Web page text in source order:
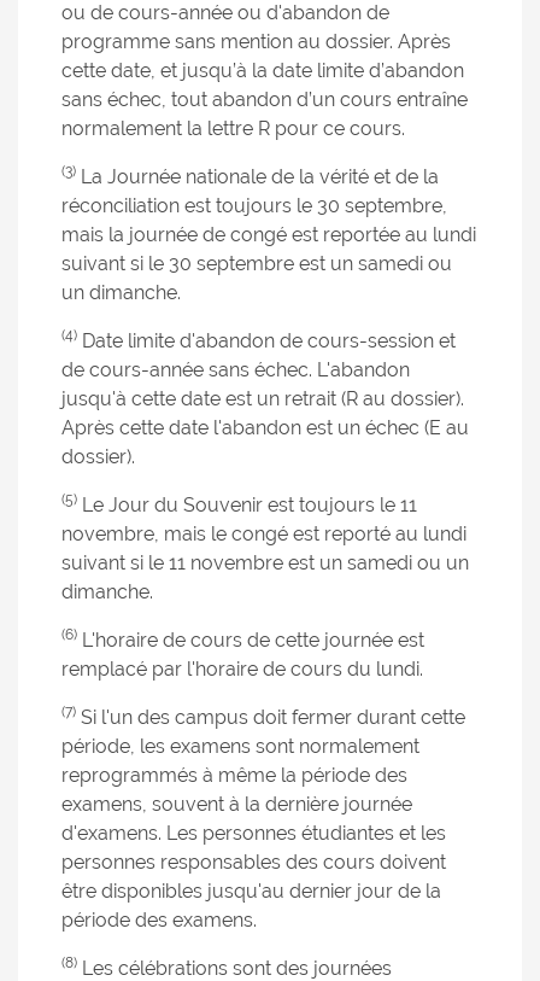
ou de cours-année ou d'abandon de
programme sans mention au dossier. Après
cette date, et jusqu’à la date limite d’abandon
sans échec, tout abandon d’un cours entraîne
normalement la lettre R pour ce cours.
(3) La Journée nationale de la vérité et de la
réconciliation est toujours le 30 septembre,
mais la journée de congé est reportée au lundi
suivant si le 30 septembre est un samedi ou
un dimanche.
(4) Date limite d'abandon de cours-session et
de cours-année sans échec. L'abandon
jusqu'à cette date est un retrait (R au dossier).
Après cette date l'abandon est un échec (E au
dossier).
(5) Le Jour du Souvenir est toujours le 11
novembre, mais le congé est reporté au lundi
suivant si le 11 novembre est un samedi ou un
dimanche.
(6) L'horaire de cours de cette journée est
remplacé par l'horaire de cours du lundi.
(7) Si l'un des campus doit fermer durant cette
période, les examens sont normalement
reprogrammés à même la période des
examens, souvent à la dernière journée
d'examens. Les personnes étudiantes et les
personnes responsables des cours doivent
être disponibles jusqu'au dernier jour de la
période des examens.
(8) Les célébrations sont des journées